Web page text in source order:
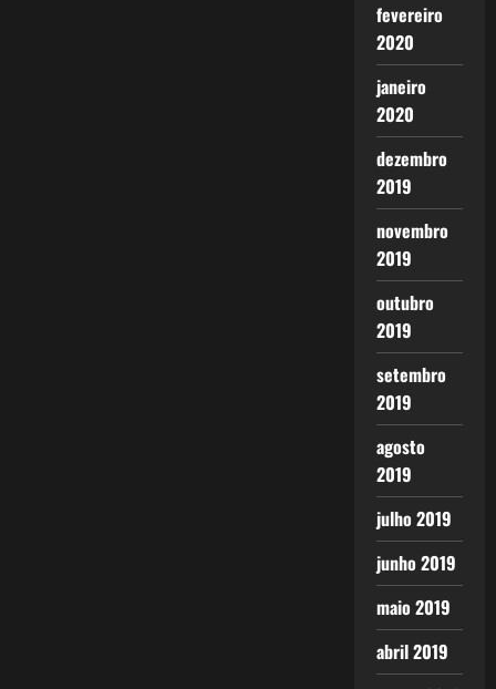
fevereiro
2020
janeiro
2020
dezembro
2019
novembro
2019
outubro
2019
setembro
2019
agosto
2019
julho 2019
junho 2019
maio 2019
abril 2019